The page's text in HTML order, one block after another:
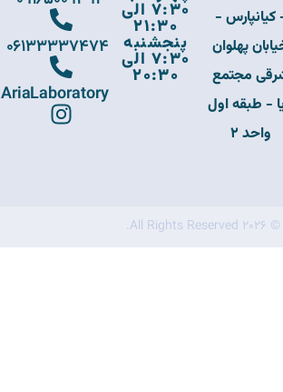
کیانپارس -
پهلوان
مجتمع
- طبقه اول
واحد 2
7:30 الی
21:30
پنجشنبه
7:30 الی
20:30
06133337474
AriaLaboratory
© 2026 All Rights Reserved.